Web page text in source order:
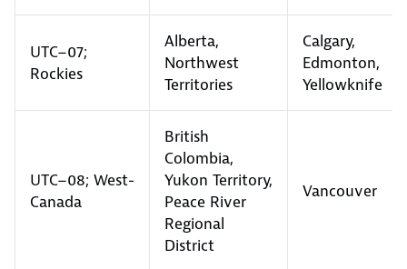
UTC−07;
Rockies
Alberta,
Northwest
Territories
Calgary,
Edmonton,
Yellowknife
UTC−08; West-
Canada
British
Colombia,
Yukon Territory,
Peace River
Regional
District
Vancouver